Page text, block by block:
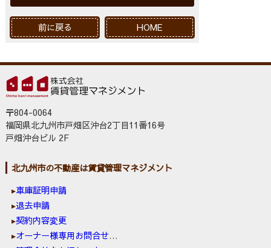
前に戻る HOME
〒804-0064
福岡県北九州市戸畑区沖台2丁目11番16号
戸畑沖台ビル 2F
北九州市の不動産は賃貸管理マネジメント
車庫証明申請
退去申請
契約内容変更
オーナー様専用お問合せ窓口